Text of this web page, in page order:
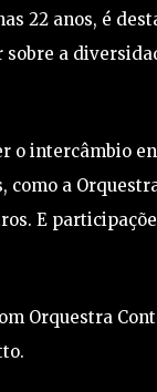
22 anos, é
a
o intercâmbio
como a
E
Orquestra